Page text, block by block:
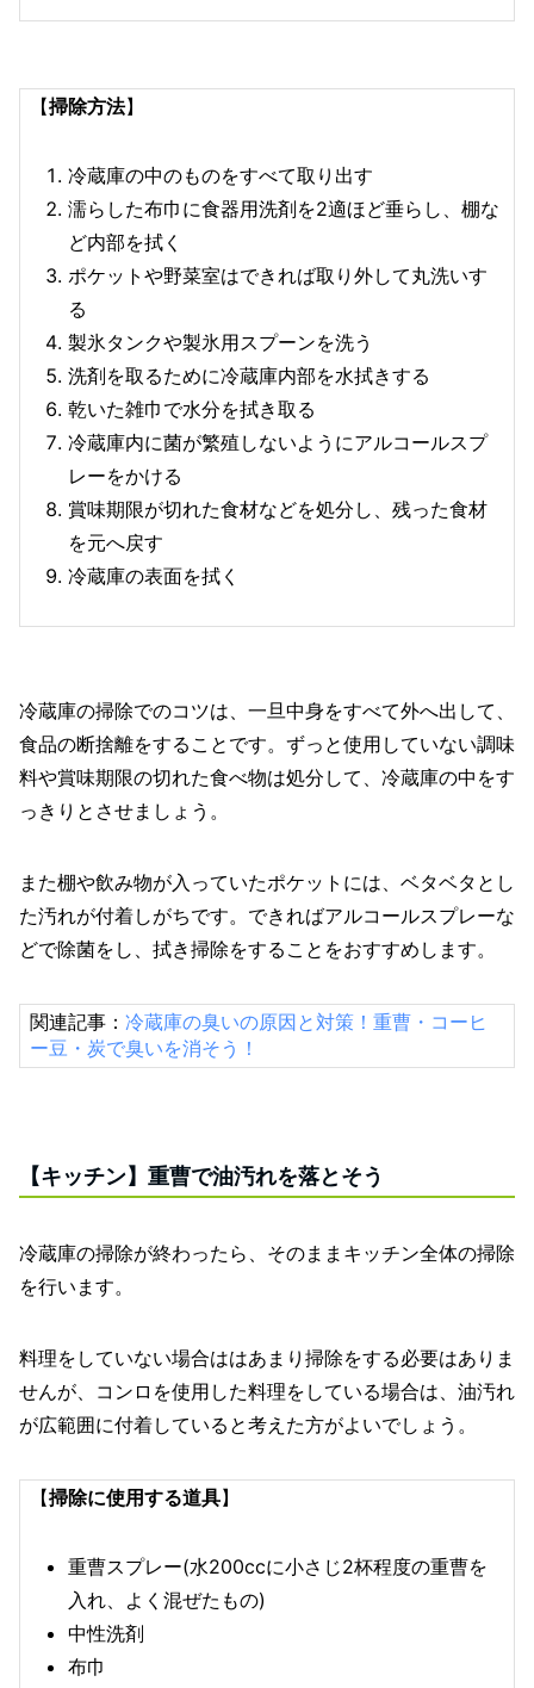
【掃除方法】
冷蔵庫の中のものをすべて取り出す
濡らした布巾に食器用洗剤を2適ほど垂らし、棚な
ど内部を拭く
ポケットや野菜室はできれば取り外して丸洗いす
る
製氷タンクや製氷用スプーンを洗う
洗剤を取るために冷蔵庫内部を水拭きする
乾いた雑巾で水分を拭き取る
冷蔵庫内に菌が繁殖しないようにアルコールスプ
レーをかける
賞味期限が切れた食材などを処分し、残った食材
を元へ戻す
冷蔵庫の表面を拭く
冷蔵庫の掃除でのコツは、一旦中身をすべて外へ出して、
食品の断捨離をすることです。ずっと使用していない調味
料や賞味期限の切れた食べ物は処分して、冷蔵庫の中をす
っきりとさせましょう。
また棚や飲み物が入っていたポケットには、ベタベタとし
た汚れが付着しがちです。できればアルコールスプレーな
どで除菌をし、拭き掃除をすることをおすすめします。
関連記事： 冷蔵庫の臭いの原因と対策！重曹・コーヒ
ー豆・炭で臭いを消そう！
【キッチン】重曹で油汚れを落とそう
冷蔵庫の掃除が終わったら、そのままキッチン全体の掃除
を行います。
料理をしていない場合ははあまり掃除をする必要はありま
せんが、コンロを使用した料理をしている場合は、油汚れ
が広範囲に付着していると考えた方がよいでしょう。
【掃除に使用する道具】
重曹スプレー(水200ccに小さじ2杯程度の重曹を
入れ、よく混ぜたもの)
中性洗剤
布巾